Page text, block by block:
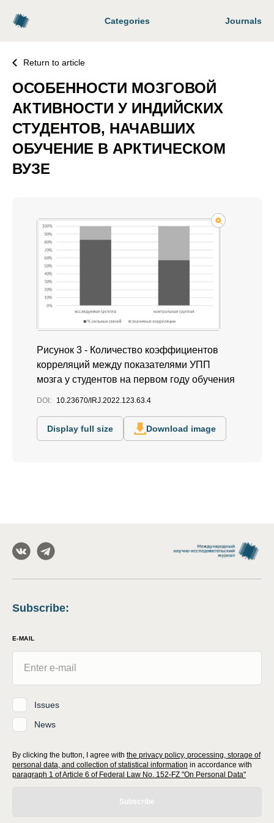
Categories Journals
Return to article
ОСОБЕННОСТИ МОЗГОВОЙ
АКТИВНОСТИ У ИНДИЙСКИХ
СТУДЕНТОВ, НАЧАВШИХ
ОБУЧЕНИЕ В АРКТИЧЕСКОМ
ВУЗЕ
Рисунок 3 - Количество коэффициентов
корреляций между показателями УПП
мозга у студентов на первом году обучения
DOI: 10.23670/IRJ.2022.123.63.4
Display full size Download image
Subscribe:
E-MAIL
Issues
News
By clicking the button, I agree with the privacy policy, processing, storage of
personal data, and collection of statistical information in accordance with
paragraph 1 of Article 6 of Federal Law No. 152-FZ "On Personal Data"
Subscribe